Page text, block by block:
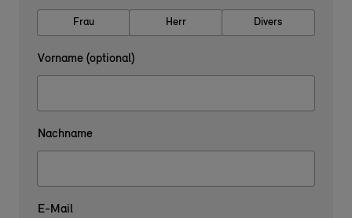
Frau Herr Divers
Vorname (optional)
Nachname
E-Mail